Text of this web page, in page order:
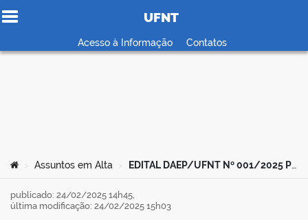
Ir para o conteúdo
UFNT
Acesso à Informação Contatos
Você está aqui:
Assuntos em Alta EDITAL DAEP/UFNT Nº 001/2025 PROCESSO SELETIVO DE BOLSISTAS PARA O PROGRAMA MONITORIA INCLUSIVA DA UFNT
publicado: 24/02/2025 14h45,
última modificação: 24/02/2025 15h03